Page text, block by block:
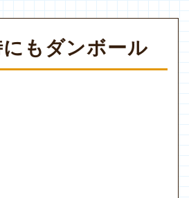
もダンボール